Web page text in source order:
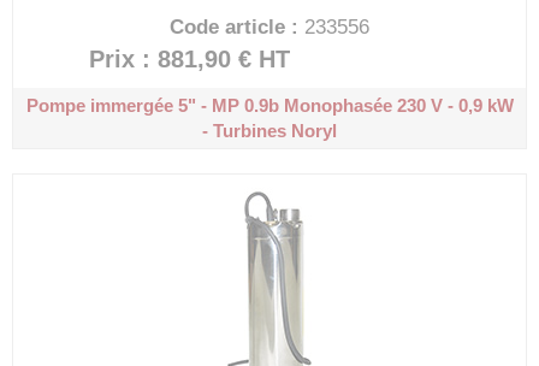
Code article : 233556
Prix : 881,90 € HT
Pompe immergée 5" - MP 0.9bMonophasée 230 V - 0,9 kW
- Turbines Noryl